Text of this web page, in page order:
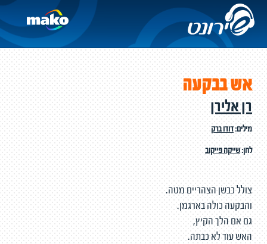
אש בבקעה
רן אלירן
מילים:דודו ברק
לחן:שייקה פייקוב
צולל כבשן הצהריים מטה.
והבקעה כולה בארגמן.
גם אם הלך הקיץ,
האש עוד לא כבתה.